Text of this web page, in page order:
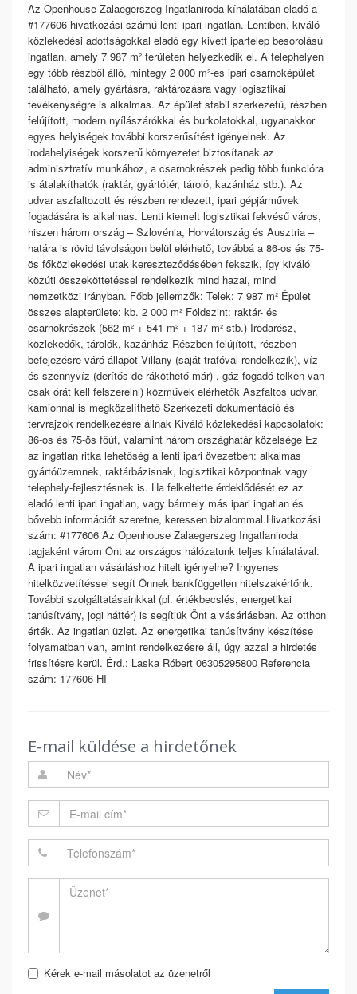
Az Openhouse Zalaegerszeg Ingatlaniroda kínálatában eladó a
#177606 hivatkozási számú lenti ipari ingatlan. Lentiben, kiváló
közlekedési adottságokkal eladó egy kivett ipartelep besorolású
ingatlan, amely 7 987 m² területen helyezkedik el. A telephelyen
egy több részből álló, mintegy 2 000 m²-es ipari csarnoképület
található, amely gyártásra, raktározásra vagy logisztikai
tevékenységre is alkalmas. Az épület stabil szerkezetű, részben
felújított, modern nyílászárókkal és burkolatokkal, ugyanakkor
egyes helyiségek további korszerűsítést igényelnek. Az
irodahelyiségek korszerű környezetet biztosítanak az
adminisztratív munkához, a csarnokrészek pedig több funkcióra
is átalakíthatók (raktár, gyártótér, tároló, kazánház stb.). Az
udvar aszfaltozott és részben rendezett, ipari gépjárművek
fogadására is alkalmas. Lenti kiemelt logisztikai fekvésű város,
hiszen három ország – Szlovénia, Horvátország és Ausztria –
határa is rövid távolságon belül elérhető, továbbá a 86-os és 75-
ös főközlekedési utak kereszteződésében fekszik, így kiváló
közúti összeköttetéssel rendelkezik mind hazai, mind
nemzetközi irányban. Főbb jellemzők: Telek: 7 987 m² Épület
összes alapterülete: kb. 2 000 m² Földszint: raktár- és
csarnokrészek (562 m² + 541 m² + 187 m² stb.) Irodarész,
közlekedők, tárolók, kazánház Részben felújított, részben
befejezésre váró állapot Villany (saját trafóval rendelkezik), víz
és szennyvíz (derítős de ráköthető már) , gáz fogadó telken van
csak órát kell felszerelni) közművek elérhetők Aszfaltos udvar,
kamionnal is megközelíthető Szerkezeti dokumentáció és
tervrajzok rendelkezésre állnak Kiváló közlekedési kapcsolatok:
86-os és 75-ös főút, valamint három országhatár közelsége Ez
az ingatlan ritka lehetőség a lenti ipari övezetben: alkalmas
gyártóüzemnek, raktárbázisnak, logisztikai központnak vagy
telephely-fejlesztésnek is. Ha felkeltette érdeklődését ez az
eladó lenti ipari ingatlan, vagy bármely más ipari ingatlan és
bővebb információt szeretne, keressen bizalommal.Hivatkozási
szám: #177606 Az Openhouse Zalaegerszeg Ingatlaniroda
tagjaként várom Önt az országos hálózatunk teljes kínálatával.
A ipari ingatlan vásárláshoz hitelt igényelne? Ingyenes
hitelközvetítéssel segít Önnek bankfüggetlen hitelszakértőnk.
További szolgáltatásainkkal (pl. értékbecslés, energetikai
tanúsítvány, jogi háttér) is segítjük Önt a vásárlásban. Az otthon
érték. Az ingatlan üzlet. Az energetikai tanúsítvány készítése
folyamatban van, amint rendelkezésre áll, úgy azzal a hirdetés
frissítésre kerül. Érd.: Laska Róbert 06305295800 Referencia
szám: 177606-HI
E-mail küldése a hirdetőnek
Kérek e-mail másolatot az üzenetről